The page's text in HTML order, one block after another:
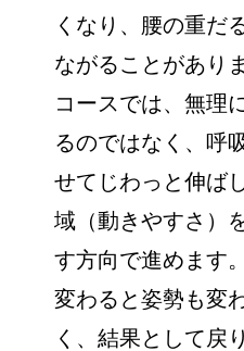
くなり、腰の重だ
ながることがあり
コースでは、無理
るのではなく、呼
せてじわっと伸ば
域（動きやすさ）
す方向で進めます
変わると姿勢も変
く、結果として戻